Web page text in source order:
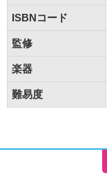
ISBNコード
監修
楽器
難易度